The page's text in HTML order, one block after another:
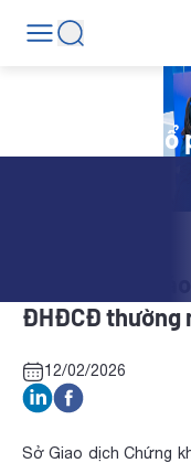
Tin tức mã cổ
VOS: Thông
ĐHĐCĐ thường
12/02/2026
Sở Giao dịch Chứng